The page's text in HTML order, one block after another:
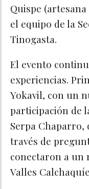
Quispe
el equipo de la
Tinogasta.
El evento
experiencias.
Yokavil, con un
participación de
Serpa
través de
conectaron a un
Valles